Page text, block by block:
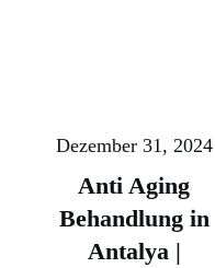
Dezember 31, 2024
Anti Aging
Behandlung in
Antalya |